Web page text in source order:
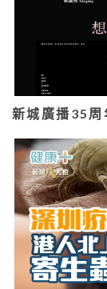
新城廣播35